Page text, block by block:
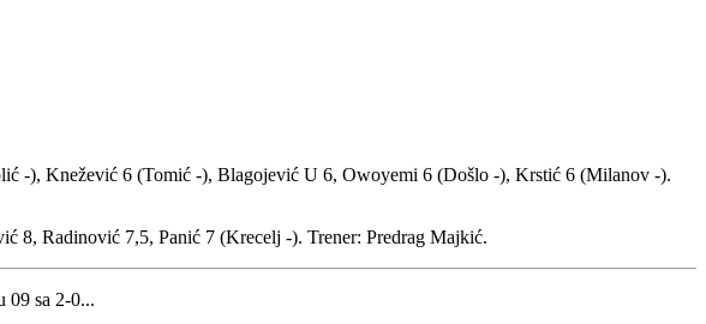
-), Knežević 6 (Tomić -), Blagojević U 6, Owoyemi 6 (Došlo -), Krstić 6 (Milanov -).
8, Radinović 7,5, Panić 7 (Krecelj -). Trener: Predrag Majkić.
09 sa 2-0...